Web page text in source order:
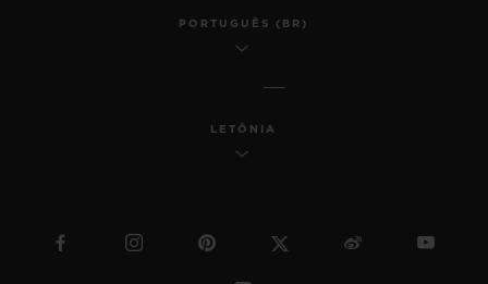
PORTUGUÊS (BR)
LETÔNIA